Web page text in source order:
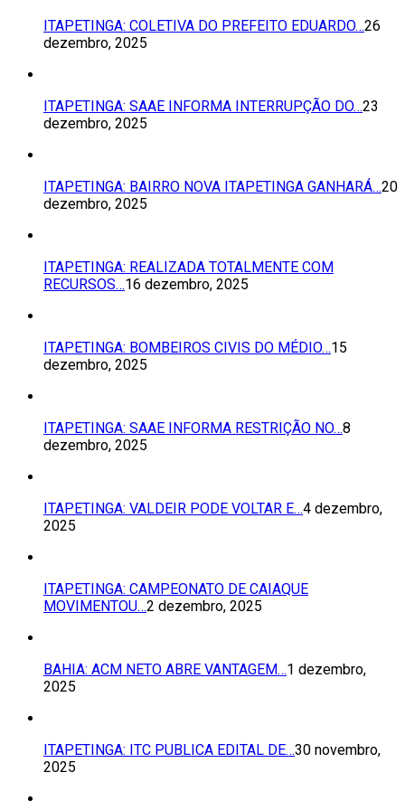
ITAPETINGA: COLETIVA DO PREFEITO EDUARDO…26
dezembro, 2025
ITAPETINGA: SAAE INFORMA INTERRUPÇÃO DO…23
dezembro, 2025
ITAPETINGA: BAIRRO NOVA ITAPETINGA GANHARÁ…20
dezembro, 2025
ITAPETINGA: REALIZADA TOTALMENTE COM
RECURSOS…16 dezembro, 2025
ITAPETINGA: BOMBEIROS CIVIS DO MÉDIO…15
dezembro, 2025
ITAPETINGA: SAAE INFORMA RESTRIÇÃO NO…8
dezembro, 2025
ITAPETINGA: VALDEIR PODE VOLTAR E…4 dezembro,
2025
ITAPETINGA: CAMPEONATO DE CAIAQUE
MOVIMENTOU…2 dezembro, 2025
BAHIA: ACM NETO ABRE VANTAGEM…1 dezembro,
2025
ITAPETINGA: ITC PUBLICA EDITAL DE…30 novembro,
2025